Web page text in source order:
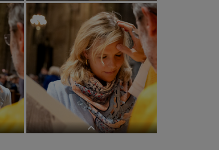
Sendungsfeier ReligionslehrerInnen